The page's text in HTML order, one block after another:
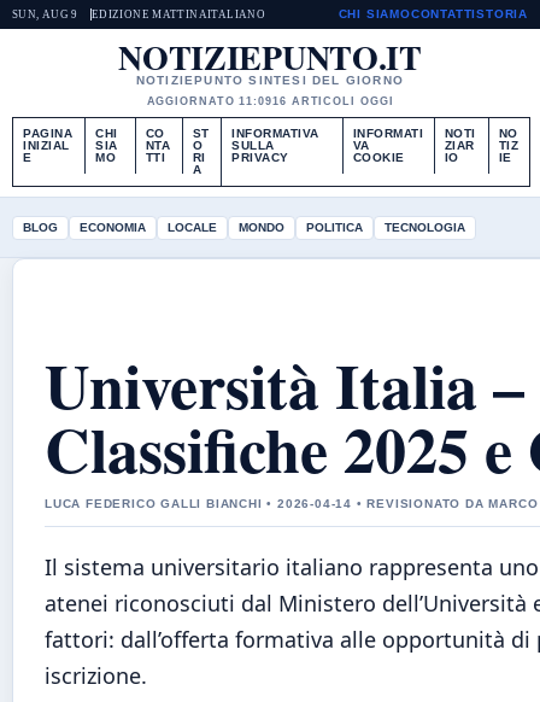
SUN, AUG 9 EDIZIONE MATTINAITALIANO CHI SIAMOCONTATTISTORIA
NOTIZIEPUNTO.IT
NOTIZIEPUNTO SINTESI DEL GIORNO
AGGIORNATO 11:0916 ARTICOLI OGGI
PAGINA
INIZIAL
E
CHI
SIA
MO
CO
NTA
TTI
ST
O
RI
A
INFORMATIVA
SULLA
PRIVACY
INFORMATI
VA
COOKIE
NOTI
ZIAR
IO
NO
TIZ
IE
BLOG ECONOMIA LOCALE MONDO POLITICA TECNOLOGIA
Università Italia
Classifiche 2025
LUCA FEDERICO GALLI BIANCHI • 2026-04-14 • REVISIONATO DA
Il sistema universitario italiano rappresenta
atenei riconosciuti dal Ministero dell’Università
fattori: dall’offerta formativa alle opportunità di
iscrizione.